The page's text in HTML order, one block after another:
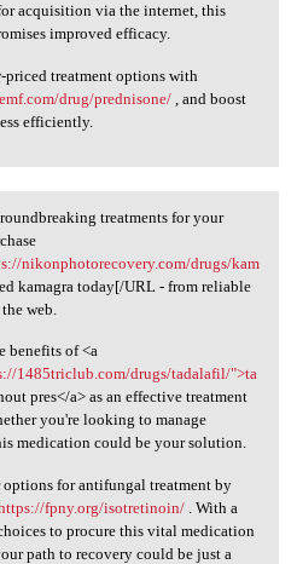
acquisition via the internet, this
improved efficacy.
priced treatment options with
drug/prednisone/, and boost
efficiently.
treatments for your
nikonphotorecovery.com/drugs/kam
kamagra today[/URL - from reliable
web.
benefits of <a
1485triclub.com/drugs/tadalafil/">ta
pres</a> as an effective treatment
you're looking to manage
medication could be your solution.
for antifungal treatment by
fpny.org/isotretinoin/. With a
to procure this vital medication
path to recovery could be just a